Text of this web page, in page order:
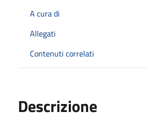
A cura di
Allegati
Contenuti correlati
Descrizione